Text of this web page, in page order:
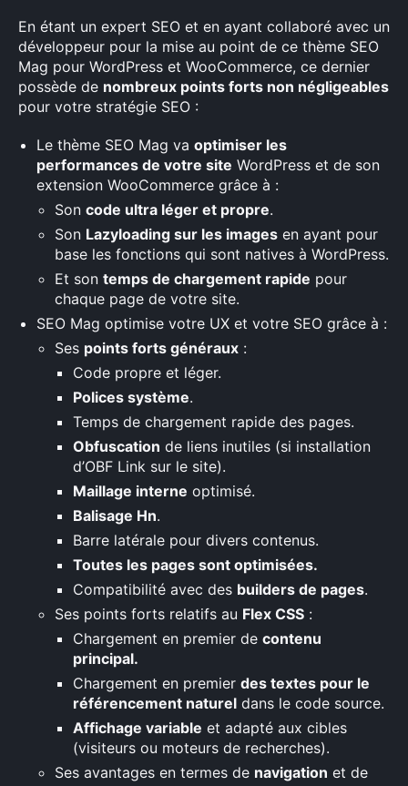
En étant un expert SEO et en ayant collaboré avec un
développeur pour la mise au point de ce thème SEO
Mag pour WordPress et WooCommerce, ce dernier
possède de nombreux points forts non négligeables
pour votre stratégie SEO :
Le thème SEO Mag va optimiser les
performances de votre site WordPress et de son
extension WooCommerce grâce à :
Son code ultra léger et propre.
Son Lazyloading sur les images en ayant pour
base les fonctions qui sont natives à WordPress.
Et son temps de chargement rapide pour
chaque page de votre site.
SEO Mag optimise votre UX et votre SEO grâce à :
Ses points forts généraux :
Code propre et léger.
Polices système.
Temps de chargement rapide des pages.
Obfuscation de liens inutiles (si installation
d’OBF Link sur le site).
Maillage interne optimisé.
Balisage Hn.
Barre latérale pour divers contenus.
Toutes les pages sont optimisées.
Compatibilité avec des builders de pages.
Ses points forts relatifs au Flex CSS :
Chargement en premier de contenu
principal.
Chargement en premier des textes pour le
référencement naturel dans le code source.
Affichage variable et adapté aux cibles
(visiteurs ou moteurs de recherches).
Ses avantages en termes de navigation et de